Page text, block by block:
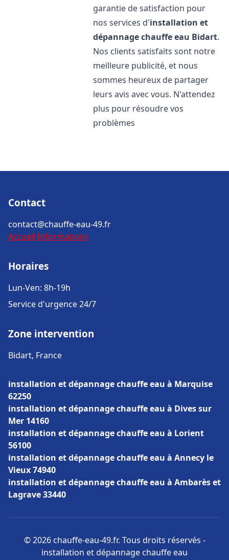
garantie de satisfaction pour
nos services d'installation et
dépannage chauffe eau Bidart.
Nos clients satisfaits sont notre
meilleure publicité, et nous
sommes heureux de partager
leurs avis avec vous. N'attendez
plus pour résoudre vos
problèmes
Contact
contact@chauffe-eau-49.fr
Accueil Informations
Horaires
Lun-Ven: 8h-19h
Service d'urgence 24/7
Zone intervention
Bidart, France
installation et dépannage chauffe eau à Marquise
62250
installation et dépannage chauffe eau à Dives sur
Mer 14160
installation et dépannage chauffe eau à Lorient
56100
installation et dépannage chauffe eau à Annecy le
Vieux 74940
installation et dépannage chauffe eau à Ambarès et
Lagrave 33440
© 2026 chauffe-eau-49.fr. Tous droits réservés -
installation et dépannage chauffe eau